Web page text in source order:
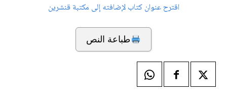
اقترح عنوان كتاب لإضافته إلى مكتبة قنشرين
طباعة النص